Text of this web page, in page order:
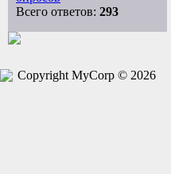
Всего ответов: 293
Copyright MyCorp © 2026